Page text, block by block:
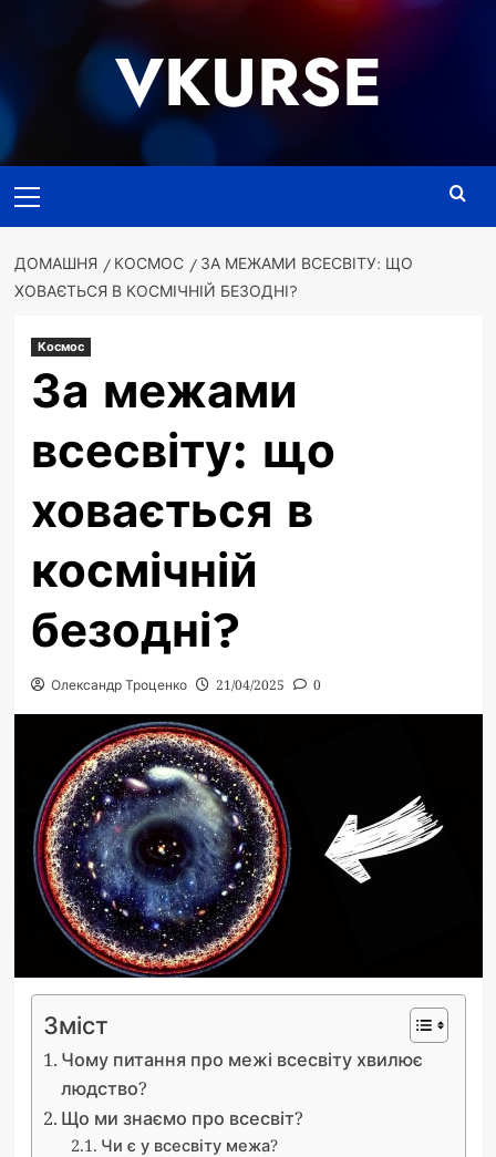
VKURSE
меню
ДОМАШНЯ КОСМОС
ЗА МЕЖАМИ ВСЕСВІТУ: ЩО
ХОВАЄТЬСЯ В КОСМІЧНІЙ БЕЗОДНІ?
Космос
За межами
всесвіту: що
ховається в
космічній
безодні?
Олександр Троценко 21/04/2025 0
Зміст
Чому питання про межі всесвіту хвилює
людство?
Що ми знаємо про всесвіт?
Чи є у всесвіту межа?